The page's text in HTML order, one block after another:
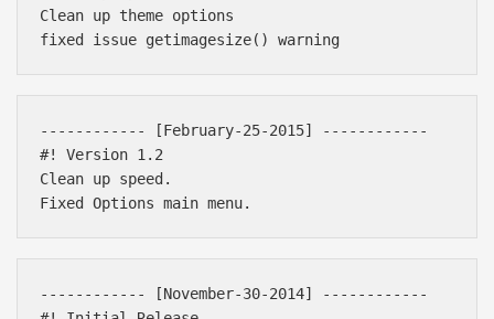
Clean up theme options
------------ [February-25-2015] ------------
#! Version 1.2
Clean up speed.
------------ [November-30-2014] ------------